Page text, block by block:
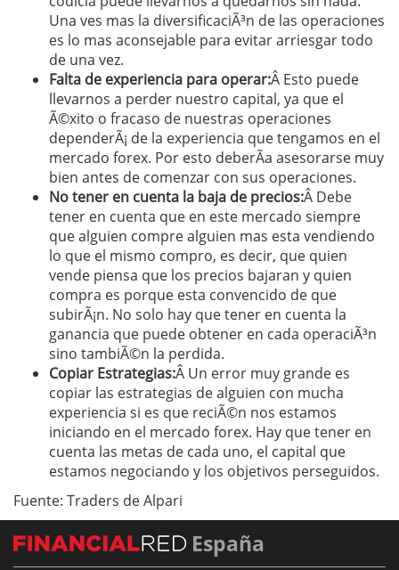
Una ves mas la diversificaciÃ³n de las operaciones
es lo mas aconsejable para evitar arriesgar todo
de una vez.
Falta de experiencia para operar:Â Esto puede
llevarnos a perder nuestro capital, ya que el
Ã©xito o fracaso de nuestras operaciones
dependerÃ¡ de la experiencia que tengamos en el
mercado forex. Por esto deberÃ­a asesorarse muy
bien antes de comenzar con sus operaciones.
No tener en cuenta la baja de precios:Â Debe
tener en cuenta que en este mercado siempre
que alguien compre alguien mas esta vendiendo
lo que el mismo compro, es decir, que quien
vende piensa que los precios bajaran y quien
compra es porque esta convencido de que
subirÃ¡n. No solo hay que tener en cuenta la
ganancia que puede obtener en cada operaciÃ³n
sino tambiÃ©n la perdida.
Copiar Estrategias:Â Un error muy grande es
copiar las estrategias de alguien con mucha
experiencia si es que reciÃ©n nos estamos
iniciando en el mercado forex. Hay que tener en
cuenta las metas de cada uno, el capital que
estamos negociando y los objetivos perseguidos.
Fuente: Traders de Alpari
España